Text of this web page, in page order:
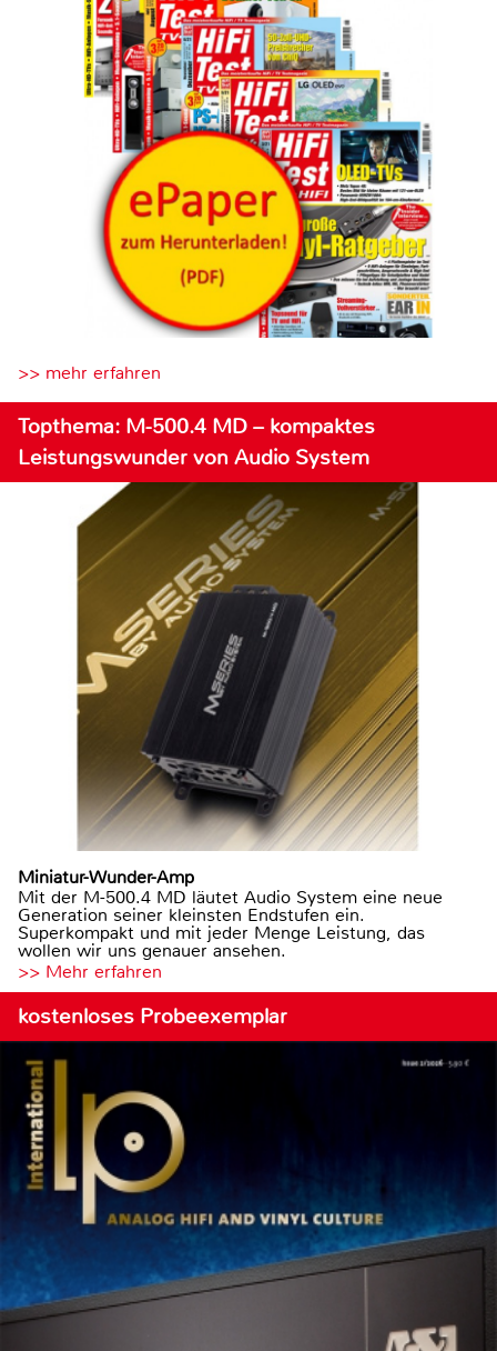
>> mehr erfahren
Topthema: M-500.4 MD – kompaktes
Leistungswunder von Audio System
Miniatur-Wunder-Amp
Mit der M-500.4 MD läutet Audio System eine neue
Generation seiner kleinsten Endstufen ein.
Superkompakt und mit jeder Menge Leistung, das
wollen wir uns genauer ansehen.
>> Mehr erfahren
kostenloses Probeexemplar